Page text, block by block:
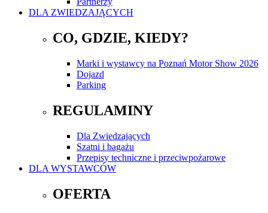
DLA ZWIEDZAJĄCYCH
CO, GDZIE, KIEDY?
Marki i wystawcy na Poznań Motor Show 2026
Dojazd
Parking
REGULAMINY
Dla Zwiedzających
Szatni i bagażu
Przepisy techniczne i przeciwpożarowe
DLA WYSTAWCÓW
OFERTA